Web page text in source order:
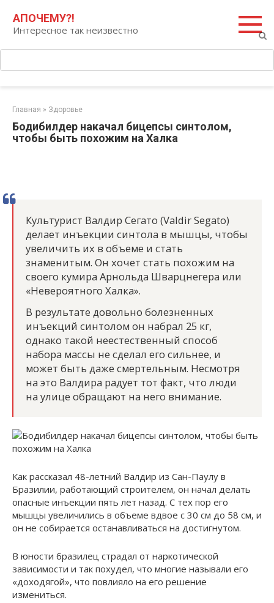
контенту
АПОЧЕМУ?!
Интересное так неизвестно
Главная » Здоровье
Бодибилдер накачал бицепсы синтолом,
чтобы быть похожим на Халка
Культурист Валдир Сегато (Valdir Segato)
делает инъекции синтола в мышцы, чтобы
увеличить их в объеме и стать
знаменитым. Он хочет стать похожим на
своего кумира Арнольда Шварцнегера или
«Невероятного Халка».
В результате довольно болезненных
инъекций синтолом он набрал 25 кг,
однако такой неестественный способ
набора массы не сделал его сильнее, и
может быть даже смертельным. Несмотря
на это Валдира радует тот факт, что люди
на улице обращают на него внимание.
Как рассказал 48-летний Валдир из Сан-Паулу в
Бразилии, работающий строителем, он начал делать
опасные инъекции пять лет назад. С тех пор его
мышцы увеличились в объеме вдвое с 30 см до 58 см, и
он не собирается останавливаться на достигнутом.
В юности бразилец страдал от наркотической
зависимости и так похудел, что многие называли его
«доходягой», что повлияло на его решение
измениться.